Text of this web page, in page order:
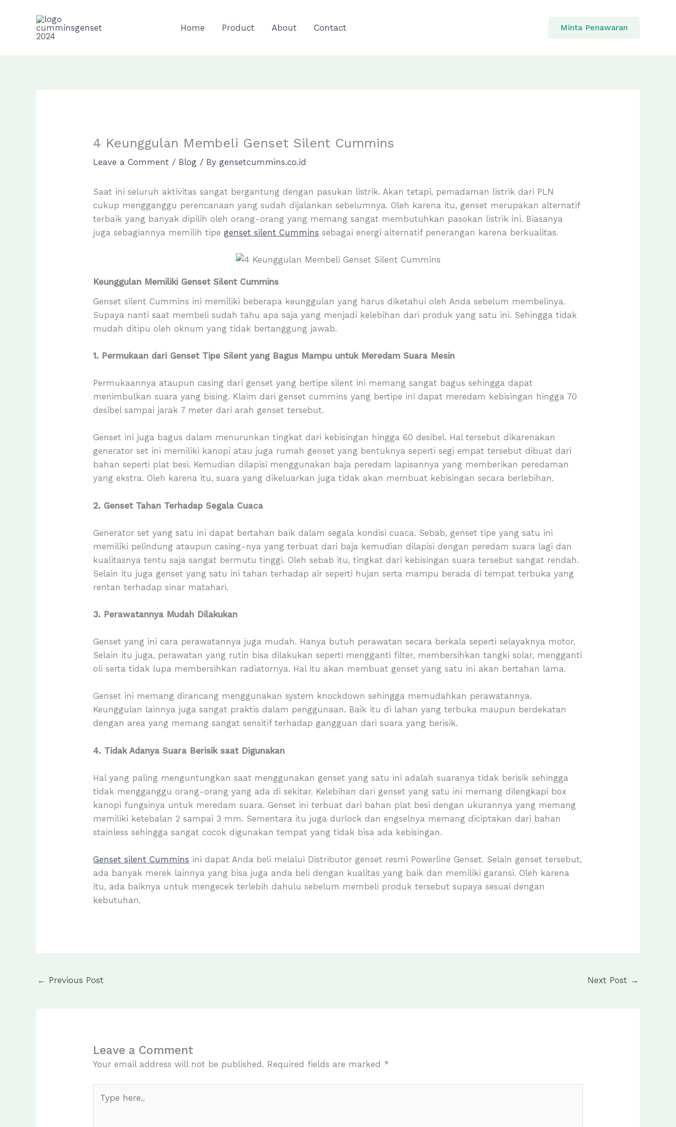
Home Product About Contact Minta Penawaran
4 Keunggulan Membeli Genset Silent Cummins
Leave a Comment / Blog / Bygensetcummins.co.id
Saat ini seluruh aktivitas sangat bergantung dengan pasukan listrik. Akan tetapi, pemadaman listrik dari PLN
cukup mengganggu perencanaan yang sudah dijalankan sebelumnya. Oleh karena itu, genset merupakan alternatif
terbaik yang banyak dipilih oleh orang-orang yang memang sangat membutuhkan pasokan listrik ini. Biasanya
juga sebagiannya memilih tipegenset silent Cummins sebagai energi alternatif penerangan karena berkualitas.
Keunggulan Memiliki Genset Silent Cummins
Genset silent Cummins ini memiliki beberapa keunggulan yang harus diketahui oleh Anda sebelum membelinya.
Supaya nanti saat membeli sudah tahu apa saja yang menjadi kelebihan dari produk yang satu ini. Sehingga tidak
mudah ditipu oleh oknum yang tidak bertanggung jawab.
1. Permukaan dari Genset Tipe Silent yang Bagus Mampu untuk Meredam Suara Mesin
Permukaannya ataupun casing dari genset yang bertipe silent ini memang sangat bagus sehingga dapat
menimbulkan suara yang bising. Klaim dari genset cummins yang bertipe ini dapat meredam kebisingan hingga 70
desibel sampai jarak 7 meter dari arah genset tersebut.
Genset ini juga bagus dalam menurunkan tingkat dari kebisingan hingga 60 desibel. Hal tersebut dikarenakan
generator set ini memiliki kanopi atau juga rumah genset yang bentuknya seperti segi empat tersebut dibuat dari
bahan seperti plat besi. Kemudian dilapisi menggunakan baja peredam lapisannya yang memberikan peredaman
yang ekstra. Oleh karena itu, suara yang dikeluarkan juga tidak akan membuat kebisingan secara berlebihan.
2. Genset Tahan Terhadap Segala Cuaca
Generator set yang satu ini dapat bertahan baik dalam segala kondisi cuaca. Sebab, genset tipe yang satu ini
memiliki pelindung ataupun casing-nya yang terbuat dari baja kemudian dilapisi dengan peredam suara lagi dan
kualitasnya tentu saja sangat bermutu tinggi. Oleh sebab itu, tingkat dari kebisingan suara tersebut sangat rendah.
Selain itu juga genset yang satu ini tahan terhadap air seperti hujan serta mampu berada di tempat terbuka yang
rentan terhadap sinar matahari.
3. Perawatannya Mudah Dilakukan
Genset yang ini cara perawatannya juga mudah. Hanya butuh perawatan secara berkala seperti selayaknya motor.
Selain itu juga, perawatan yang rutin bisa dilakukan seperti mengganti filter, membersihkan tangki solar, mengganti
oli serta tidak lupa membersihkan radiatornya. Hal itu akan membuat genset yang satu ini akan bertahan lama.
Genset ini memang dirancang menggunakan system knockdown sehingga memudahkan perawatannya.
Keunggulan lainnya juga sangat praktis dalam penggunaan. Baik itu di lahan yang terbuka maupun berdekatan
dengan area yang memang sangat sensitif terhadap gangguan dari suara yang berisik.
4. Tidak Adanya Suara Berisik saat Digunakan
Hal yang paling menguntungkan saat menggunakan genset yang satu ini adalah suaranya tidak berisik sehingga
tidak mengganggu orang-orang yang ada di sekitar. Kelebihan dari genset yang satu ini memang dilengkapi box
kanopi fungsinya untuk meredam suara. Genset ini terbuat dari bahan plat besi dengan ukurannya yang memang
memiliki ketebalan 2 sampai 3 mm. Sementara itu juga durlock dan engselnya memang diciptakan dari bahan
stainless sehingga sangat cocok digunakan tempat yang tidak bisa ada kebisingan.
Genset silent Cummins ini dapat Anda beli melalui Distributor genset resmi Powerline Genset. Selain genset tersebut,
ada banyak merek lainnya yang bisa juga anda beli dengan kualitas yang baik dan memiliki garansi. Oleh karena
itu, ada baiknya untuk mengecek terlebih dahulu sebelum membeli produk tersebut supaya sesuai dengan
kebutuhan.
← Previous Post Next Post →
Leave a Comment
Your email address will not be published. Required fields are marked *
here..